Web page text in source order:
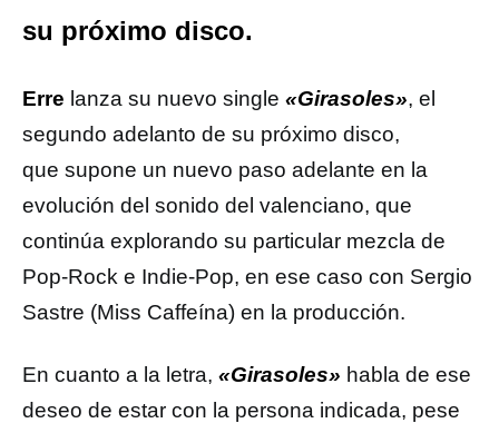
su próximo disco.
Erre lanza su nuevo single «Girasoles», el
segundo adelanto de su próximo disco,
que supone un nuevo paso adelante en la
evolución del sonido del valenciano, que
continúa explorando su particular mezcla de
Pop-Rock e Indie-Pop, en ese caso con Sergio
Sastre (Miss Caffeína) en la producción.
En cuanto a la letra, «Girasoles» habla de ese
deseo de estar con la persona indicada, pese